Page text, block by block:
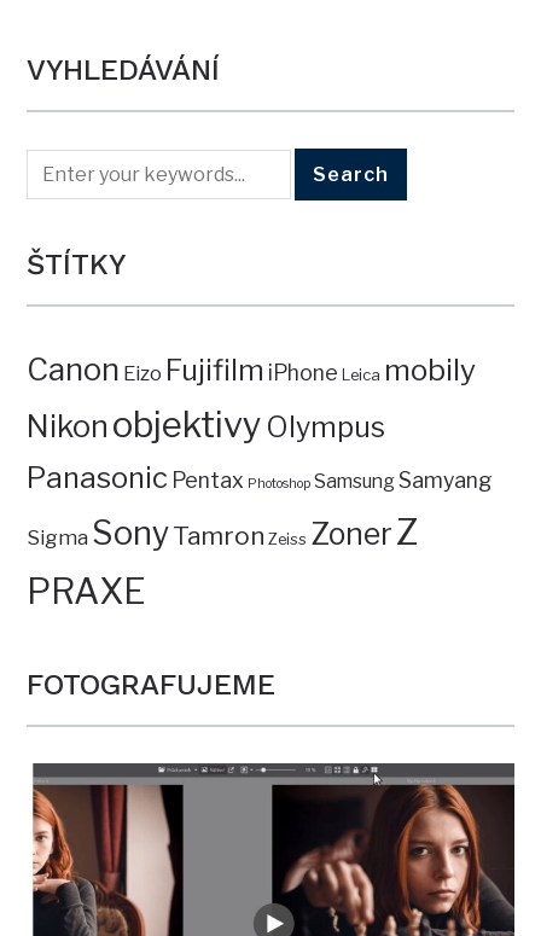
VYHLEDÁVÁNÍ
ŠTÍTKY
Canon Eizo Fujifilm iPhone Leica mobily
Nikon objektivy Olympus
Panasonic Pentax Photoshop SamsungSamyang
Sigma SonyTamron Zeiss ZonerZ
PRAXE
FOTOGRAFUJEME